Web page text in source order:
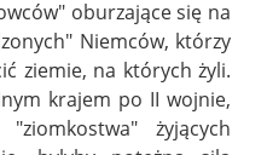
oburzające się na
Niemców, którzy
ziemie, na których żyli.
krajem po II wojnie,
żyjących